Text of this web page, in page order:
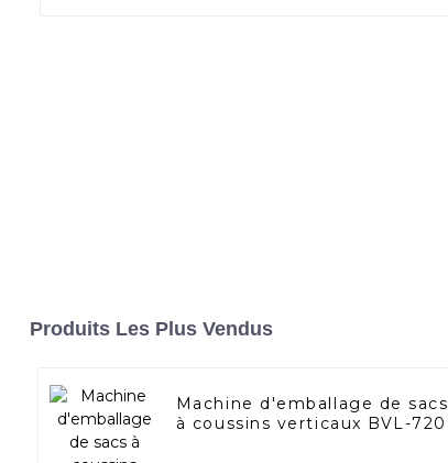
Produits Les Plus Vendus
Machine d'emballage de sacs
à coussins verticaux BVL-720